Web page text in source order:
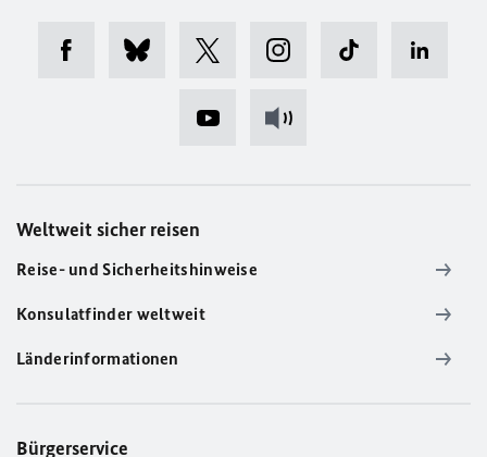
Weltweit sicher reisen
Reise- und Sicherheitshinweise
Konsulatfinder weltweit
Länderinformationen
Bürgerservice